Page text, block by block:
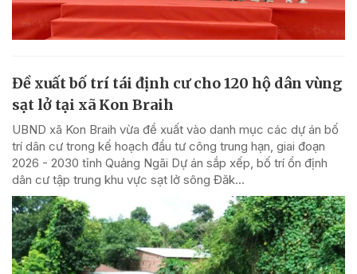
Đề xuất bố trí tái định cư cho 120 hộ dân vùng
sạt lở tại xã Kon Braih
UBND xã Kon Braih vừa đề xuất vào danh mục các dự án bố
trí dân cư trong kế hoạch đầu tư công trung hạn, giai đoạn
2026 - 2030 tỉnh Quảng Ngãi Dự án sắp xếp, bố trí ổn định
dân cư tập trung khu vực sạt lở sông Đăk...